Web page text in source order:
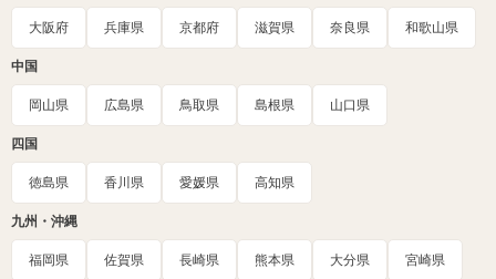
大阪府 兵庫県 京都府 滋賀県 奈良県 和歌山県
中国
岡山県 広島県 鳥取県 島根県 山口県
四国
徳島県 香川県 愛媛県 高知県
九州・沖縄
福岡県 佐賀県 長崎県 熊本県 大分県 宮崎県